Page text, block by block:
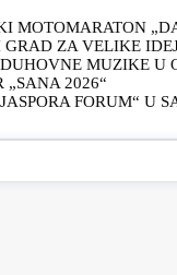
MOTOMARATON
ZA VELIKE
MUZIKE U
„SANA 2026“
FORUM“ U